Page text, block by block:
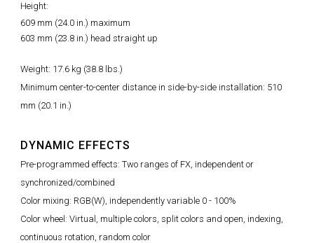
Height:
609 mm (24.0 in.) maximum
603 mm (23.8 in.) head straight up
Weight: 17.6 kg (38.8 lbs.)
Minimum center-to-center distance in side-by-side installation: 510
mm (20.1 in.)
DYNAMIC EFFECTS
Pre-programmed effects: Two ranges of FX, independent or
synchronized/combined
Color mixing: RGB(W), independently variable 0 - 100%
Color wheel: Virtual, multiple colors, split colors and open, indexing,
continuous rotation, random color